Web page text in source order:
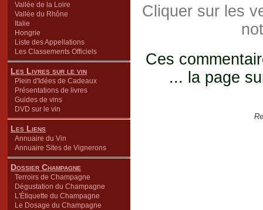
Vallée de la Loire
Vallée du Rhône
Italie
Hongrie
Liste des Appellations
Les Classements Officiels
Les Livres sur le vin
Plein d'Idées de Cadeaux
Présentations de livres
Guides de vins
DVD sur le vin
Les Liens
Annuaire du Vin
Annuaire Sites de Vignerons
Dossier Champagne
Terroirs de Champagne
Dégustation du Champagne
L'Étiquette du Champagne
Le Dosage du Champagne
Cliquer sur les
Ces
... la page